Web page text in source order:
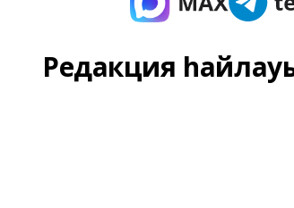
Редакция